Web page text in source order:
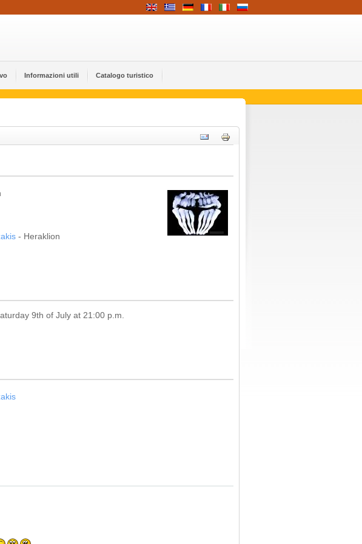
Informazioni utili Catalogo turistico
- Heraklion
9th of July at 21:00 p.m.